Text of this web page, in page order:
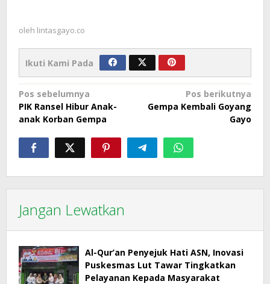
oleh lintasgayo.co
Ikuti Kami Pada
Navigasi
pos
Pos sebelumnya
PIK Ransel Hibur Anak-
anak Korban Gempa
Pos berikutnya
Gempa Kembali Goyang
Gayo
Jangan Lewatkan
Al-Qur’an Penyejuk Hati ASN, Inovasi
Puskesmas Lut Tawar Tingkatkan
Pelayanan Kepada Masyarakat